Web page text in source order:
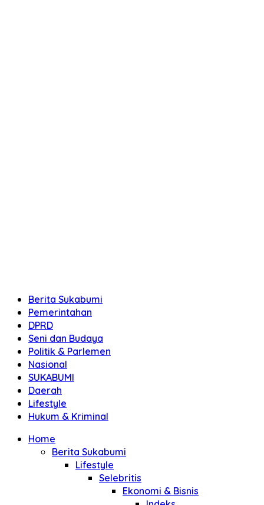
Berita Sukabumi
Pemerintahan
DPRD
Seni dan Budaya
Politik & Parlemen
Nasional
SUKABUMI
Daerah
Lifestyle
Hukum & Kriminal
Home
Berita Sukabumi
Lifestyle
Selebritis
Ekonomi & Bisnis